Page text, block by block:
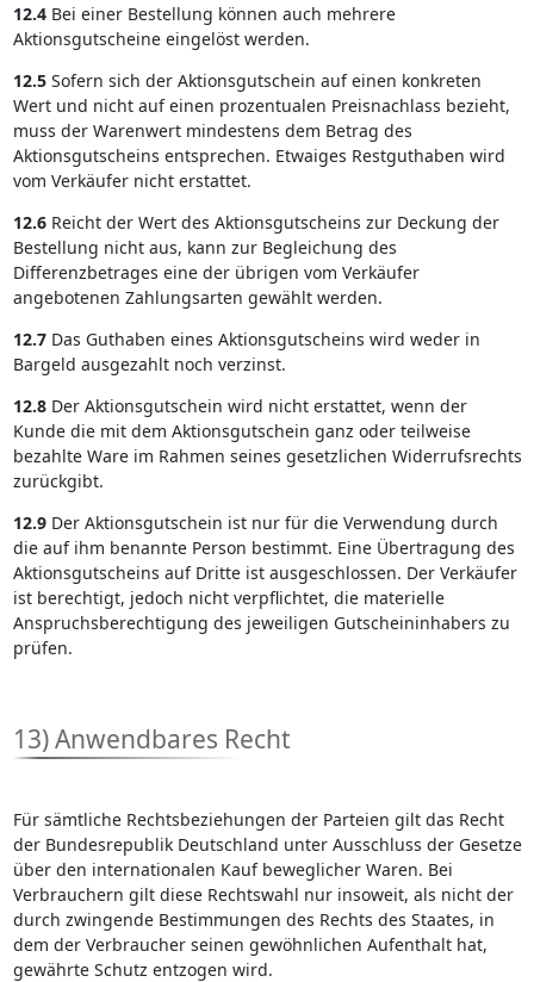
12.4Bei einer Bestellung können auch mehrere
Aktionsgutscheine eingelöst werden.
12.5Sofern sich der Aktionsgutschein auf einen konkreten
Wert und nicht auf einen prozentualen Preisnachlass bezieht,
muss der Warenwert mindestens dem Betrag des
Aktionsgutscheins entsprechen. Etwaiges Restguthaben wird
vom Verkäufer nicht erstattet.
12.6Reicht der Wert des Aktionsgutscheins zur Deckung der
Bestellung nicht aus, kann zur Begleichung des
Differenzbetrages eine der übrigen vom Verkäufer
angebotenen Zahlungsarten gewählt werden.
12.7Das Guthaben eines Aktionsgutscheins wird weder in
Bargeld ausgezahlt noch verzinst.
12.8Der Aktionsgutschein wird nicht erstattet, wenn der
Kunde die mit dem Aktionsgutschein ganz oder teilweise
bezahlte Ware im Rahmen seines gesetzlichen Widerrufsrechts
zurückgibt.
12.9Der Aktionsgutschein ist nur für die Verwendung durch
die auf ihm benannte Person bestimmt. Eine Übertragung des
Aktionsgutscheins auf Dritte ist ausgeschlossen. Der Verkäufer
ist berechtigt, jedoch nicht verpflichtet, die materielle
Anspruchsberechtigung des jeweiligen Gutscheininhabers zu
prüfen.
13) Anwendbares Recht
Für sämtliche Rechtsbeziehungen der Parteien gilt das Recht
der Bundesrepublik Deutschland unter Ausschluss der Gesetze
über den internationalen Kauf beweglicher Waren. Bei
Verbrauchern gilt diese Rechtswahl nur insoweit, als nicht der
durch zwingende Bestimmungen des Rechts des Staates, in
dem der Verbraucher seinen gewöhnlichen Aufenthalt hat,
gewährte Schutz entzogen wird.